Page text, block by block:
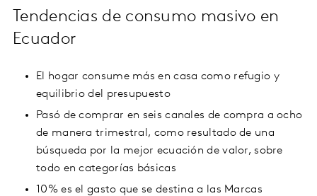
Tendencias de consumo masivo en
Ecuador
El hogar consume más en casa como refugio y
equilibrio del presupuesto
Pasó de comprar en seis canales de compra a ocho
de manera trimestral, como resultado de una
búsqueda por la mejor ecuación de valor, sobre
todo en categorías básicas
10% es el gasto que se destina a las Marcas